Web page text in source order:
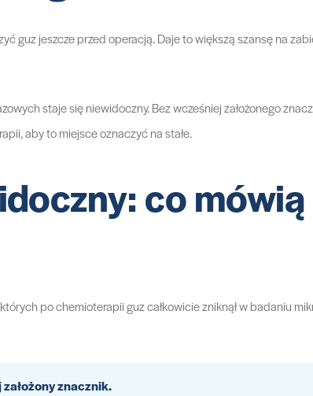
guz jeszcze przed operacją. Daje to większą szansę na
staje się niewidoczny. Bez wcześniej założonego
aby to miejsce oznaczyć na stałe.
co mówią
po chemioterapii guz całkowicie zniknął w badaniu
znacznik.